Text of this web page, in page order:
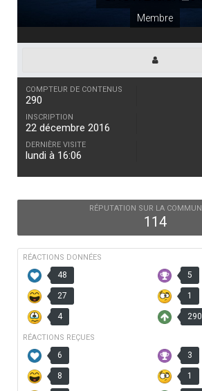
Membre
COMPTEUR DE CONTENUS
290
INSCRIPTION
22 décembre 2016
DERNIÈRE VISITE
lundi à 16:06
RÉPUTATION SUR LA
114
RÉACTIONS DONNÉES
48 5
27 1
4 290
RÉACTIONS REÇUES
6 3
8 1